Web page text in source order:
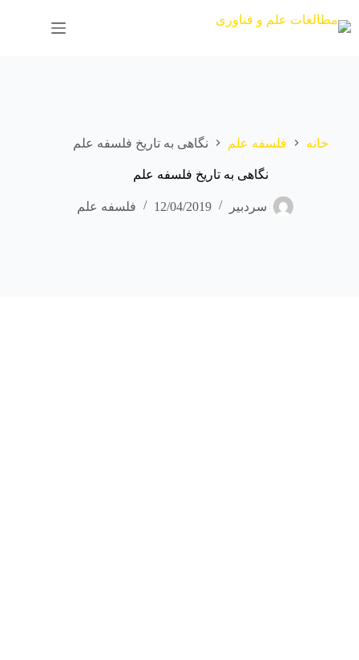
به
محتوا
خانه فلسفه علم نگاهی به تاریخ فلسفه علم
نگاهی به تاریخ فلسفه علم
سردبیر 12/04/2019 فلسفه علم